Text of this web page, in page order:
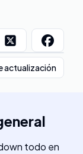
actualización
todo en